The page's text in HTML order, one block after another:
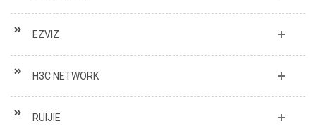
EZVIZ
H3C NETWORK
RUIJIE